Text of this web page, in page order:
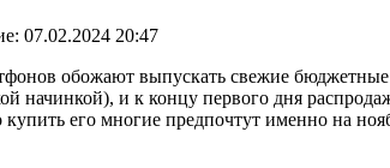
07.02.2024 20:47
обожают выпускать свежие
начинкой), и к концу первого дня
купить его многие предпочтут именно на